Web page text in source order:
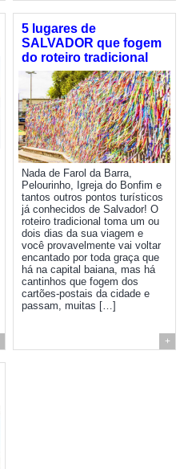
5 lugares de
SALVADOR que fogem
do roteiro tradicional
Nada de Farol da Barra,
Pelourinho, Igreja do Bonfim e
tantos outros pontos turísticos
já conhecidos de Salvador! O
roteiro tradicional toma um ou
dois dias da sua viagem e
você provavelmente vai voltar
encantado por toda graça que
há na capital baiana, mas há
cantinhos que fogem dos
cartões-postais da cidade e
passam, muitas […]
+